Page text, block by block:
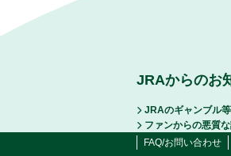
JRAからのお
JRAのギャンブル
ファンからの悪質
FAQ/お問い合わせ